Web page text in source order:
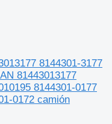
8144301-3177
81443013177
8144301-0177
0172 camión